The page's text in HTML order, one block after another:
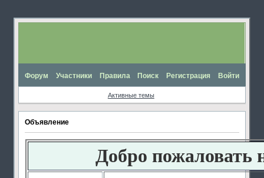
Форум Участники Правила Поиск Регистрация Войти
Активные темы
Объявление
Добро пожаловать